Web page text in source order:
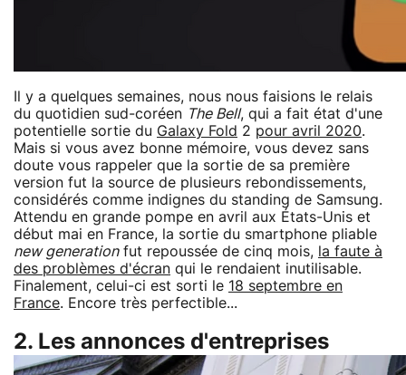
Il y a quelques semaines, nous nous faisions le relais
du quotidien sud-coréen The Bell, qui a fait état d'une
potentielle sortie du Galaxy Fold 2 pour avril 2020.
Mais si vous avez bonne mémoire, vous devez sans
doute vous rappeler que la sortie de sa première
version fut la source de plusieurs rebondissements,
considérés comme indignes du standing de Samsung.
Attendu en grande pompe en avril aux États-Unis et
début mai en France, la sortie du smartphone pliable
new generationfut repoussée de cinq mois, la faute à
des problèmes d'écran qui le rendaient inutilisable.
Finalement, celui-ci est sorti le 18 septembre en
France. Encore très perfectible...
2. Les annonces d'entreprises